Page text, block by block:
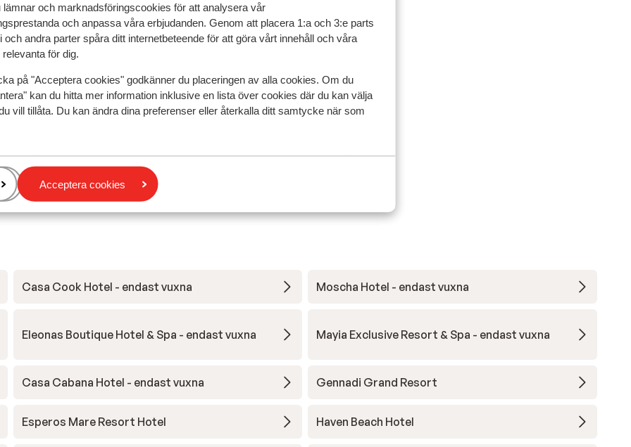
lämnar och marknadsföringscookies för att analysera vår
och anpassa våra erbjudanden. Genom att placera 1:a och 3:e parts
andra parter spåra ditt internetbeteende för att göra vårt innehåll och våra
för dig.
på "Acceptera cookies" godkänner du placeringen av alla cookies. Om du
kan du hitta mer information inklusive en lista över cookies där du kan välja
vill tillåta. Du kan ändra dina preferenser eller återkalla ditt samtycke när som
Acceptera cookies
deras upplevelser av vår produkt. Mer om recensioner
7.1 Bra
7 juli 2026
Omdömet innehåller ingen kommentar
Omdömet innehåller ingen kommentar
AnonymEnsam förälder
Casa Cook Hotel - endast vuxna Moscha Hotel - endast vuxna
Eleonas Boutique Hotel & Spa - endast vuxna Mayia Exclusive Resort & Spa - endast vuxna
Casa Cabana Hotel - endast vuxna Gennadi Grand Resort
Esperos Mare Resort Hotel Haven Beach Hotel